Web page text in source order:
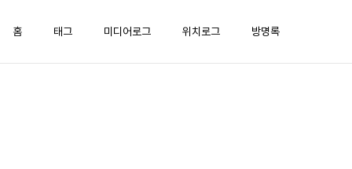
홈 태그 미디어로그 위치로그 방명록